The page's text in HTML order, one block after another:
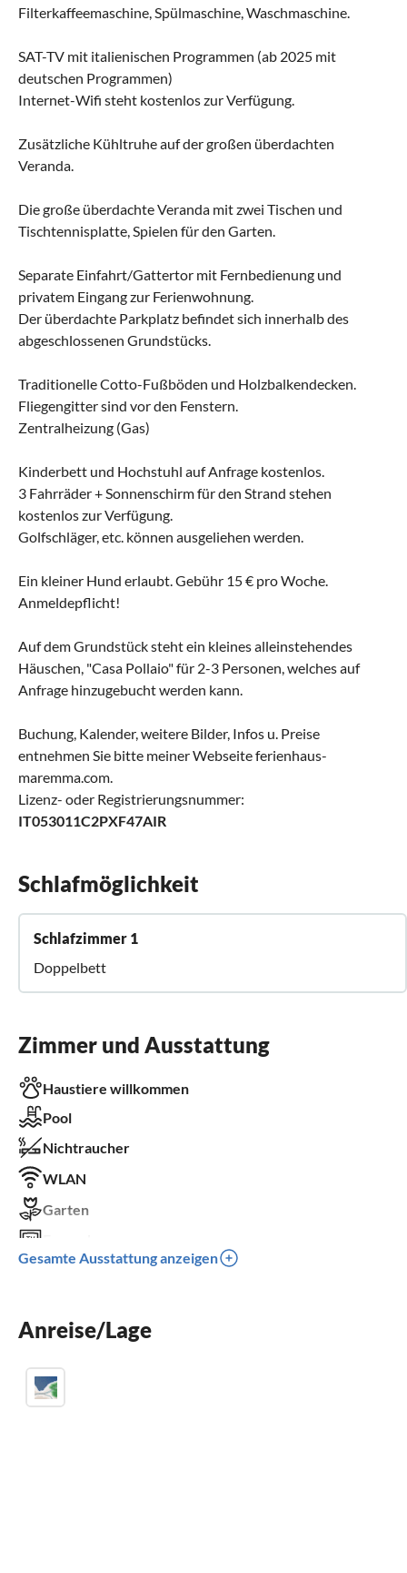
Filterkaffeemaschine, Spülmaschine, Waschmaschine.
SAT-TV mit italienischen Programmen (ab 2025 mit
deutschen Programmen)
Internet-Wifi steht kostenlos zur Verfügung.
Zusätzliche Kühltruhe auf der großen überdachten
Veranda.
Die große überdachte Veranda mit zwei Tischen und
Tischtennisplatte, Spielen für den Garten.
Separate Einfahrt/Gattertor mit Fernbedienung und
privatem Eingang zur Ferienwohnung.
Der überdachte Parkplatz befindet sich innerhalb des
abgeschlossenen Grundstücks.
Traditionelle Cotto-Fußböden und Holzbalkendecken.
Fliegengitter sind vor den Fenstern.
Zentralheizung (Gas)
Kinderbett und Hochstuhl auf Anfrage kostenlos.
3 Fahrräder + Sonnenschirm für den Strand stehen
kostenlos zur Verfügung.
Golfschläger, etc. können ausgeliehen werden.
Ein kleiner Hund erlaubt. Gebühr 15 € pro Woche.
Anmeldepflicht!
Auf dem Grundstück steht ein kleines alleinstehendes
Häuschen, "Casa Pollaio" für 2-3 Personen, welches auf
Anfrage hinzugebucht werden kann.
Buchung, Kalender, weitere Bilder, Infos u. Preise
entnehmen Sie bitte meiner Webseite ferienhaus-
maremma.com.
Lizenz- oder Registrierungsnummer:
IT053011C2PXF47AIR
Schlafmöglichkeit
Schlafzimmer 1
Doppelbett
Zimmer und Ausstattung
Haustiere willkommen
Pool
Nichtraucher
WLAN
Garten
Terrasse
Waschmaschine
Gesamte Ausstattung anzeigen
Anreise/Lage